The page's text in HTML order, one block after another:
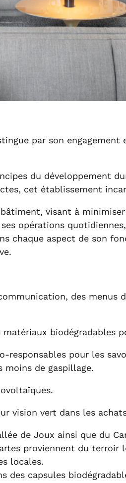
par son
du développement
cet établissement
visant à
opérations
chaque aspect de son
des menus
biodégradables
pour les
de gaspillage.
vision vert dans les
de Joux ainsi que du
proviennent du terroir
locales.
des capsules